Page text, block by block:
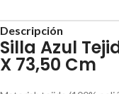
Descripción
Silla Azul
X 73,50 Cm